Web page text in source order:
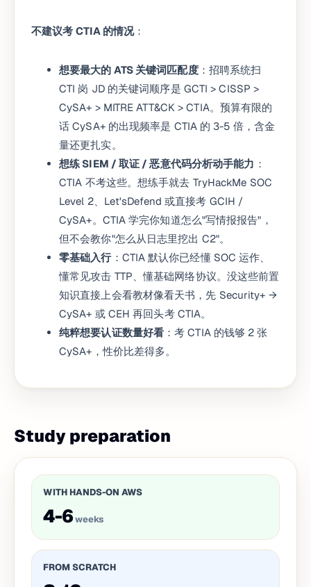
不建议考 CTIA 的情况：
想要最大的 ATS 关键词匹配度：招聘系统扫
CTI 岗 JD 的关键词顺序是 GCTI > CISSP >
CySA+ > MITRE ATT&CK > CTIA。预算有限的
话 CySA+ 的出现频率是 CTIA 的 3-5 倍，含金
量还更扎实。
想练 SIEM / 取证 / 恶意代码分析动手能力 ：
CTIA 不考这些。想练手就去 TryHackMe SOC
Level 2、Let'sDefend 或直接考 GCIH /
CySA+。CTIA 学完你知道怎么"写情报报告"，
但不会教你"怎么从日志里挖出 C2"。
零基础入行：CTIA 默认你已经懂 SOC 运作、
懂常见攻击 TTP、懂基础网络协议。没这些前置
知识直接上会看教材像看天书，先 Security+ →
CySA+ 或 CEH 再回头考 CTIA。
纯粹想要认证数量好看 ：考 CTIA 的钱够 2 张
CySA+，性价比差得多。
Study preparation
WITH HANDS-ON AWS
4-6weeks
FROM SCRATCH